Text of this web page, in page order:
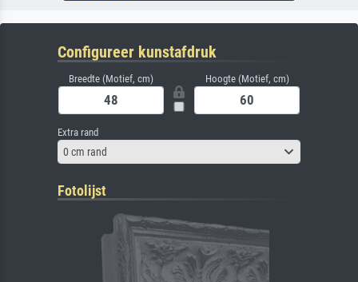
Configureer kunstafdruk
Breedte (Motief, cm) Hoogte (Motief, cm)
Extra rand
0 cm rand
Fotolijst